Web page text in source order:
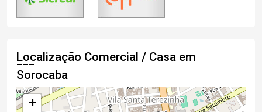
Localização Comercial / Casa em
Sorocaba
+